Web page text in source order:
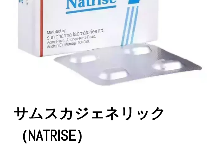
サムスカジェネリック
（NATRISE）